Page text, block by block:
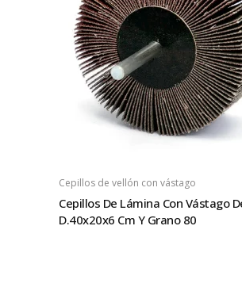
Cepillos de vellón con vástago
Cepillos De Lámina Con Vástago
D.40x20x6 Cm Y Grano 80